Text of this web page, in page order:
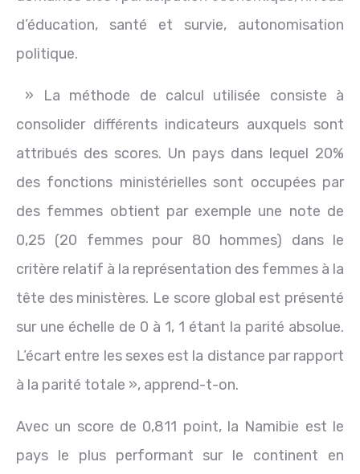
d’éducation, santé et survie, autonomisation
politique.
» La méthode de calcul utilisée consiste à
consolider différents indicateurs auxquels sont
attribués des scores. Un pays dans lequel 20%
des fonctions ministérielles sont occupées par
des femmes obtient par exemple une note de
0,25 (20 femmes pour 80 hommes) dans le
critère relatif à la représentation des femmes à la
tête des ministères. Le score global est présenté
sur une échelle de 0 à 1, 1 étant la parité absolue.
L’écart entre les sexes est la distance par rapport
à la parité totale », apprend-t-on.
Avec un score de 0,811 point, la Namibie est le
pays le plus performant sur le continent en